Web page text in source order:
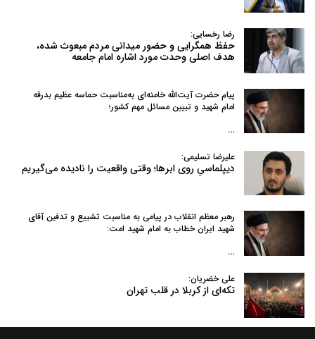
رضا رخسایی:
حفظ همگرایی و حضور میدانی مردم مبعوث شده،
هدف اصلی وحدت مورد اشاره امام جامعه
پیام حضرت آیت‌الله خامنه‌ای به‌مناسبت حماسه عظیم بدرقه
امام شهید و تبیین مسائل مهم کشور؛
…
علیرضا تسلیمی:
دیپلماسیِ روی ابرها؛ وقتی واقعیت را نادیده می‌گیریم
رهبر معظم انقلاب در پیامی به‌ مناسبت تشییع و تدفین آقای
شهید ایران خطاب به امام شهید امت:
…
علی خضریان:
تکه‌ای از کربلا در قلب تهران